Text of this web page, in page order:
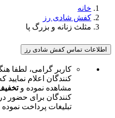
خانه
کفش شادی رز
مثلث زنانه و بزرگ پا
اطلاعات تماس کفش شادی رز
کاربر گرامی، لطفا
کنندگان اعلام نمایید
مشاهده نموده و
کنندگان برای حضور
تبلیغات پرداخت نموده